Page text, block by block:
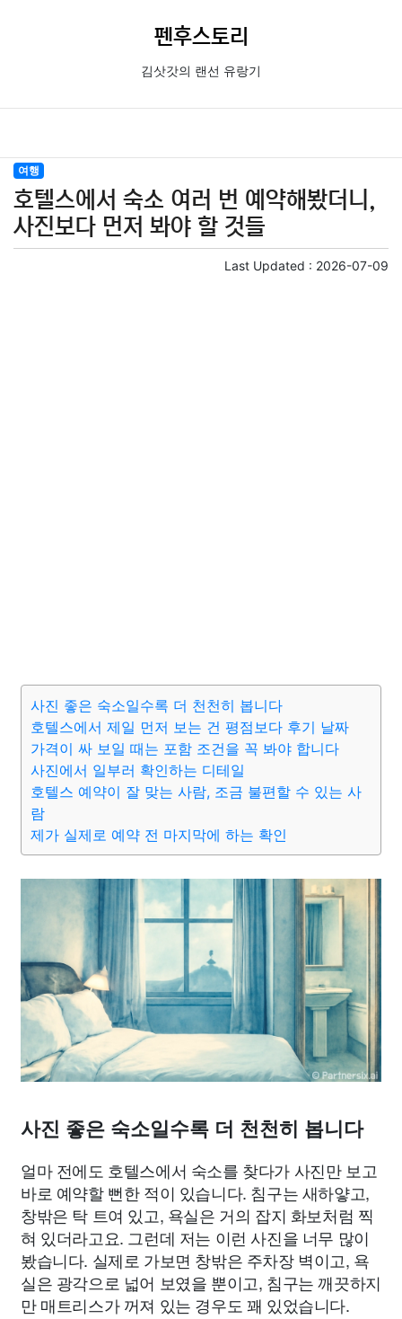
펜후스토리
김삿갓의 랜선 유랑기
여행
호텔스에서 숙소 여러 번 예약해봤더니,
사진보다 먼저 봐야 할 것들
Last Updated : 2026-07-09
사진 좋은 숙소일수록 더 천천히 봅니다
호텔스에서 제일 먼저 보는 건 평점보다 후기 날짜
가격이 싸 보일 때는 포함 조건을 꼭 봐야 합니다
사진에서 일부러 확인하는 디테일
호텔스 예약이 잘 맞는 사람, 조금 불편할 수 있는 사
람
제가 실제로 예약 전 마지막에 하는 확인
사진 좋은 숙소일수록 더 천천히 봅니다
얼마 전에도 호텔스에서 숙소를 찾다가 사진만 보고
바로 예약할 뻔한 적이 있습니다. 침구는 새하얗고,
창밖은 탁 트여 있고, 욕실은 거의 잡지 화보처럼 찍
혀 있더라고요. 그런데 저는 이런 사진을 너무 많이
봤습니다. 실제로 가보면 창밖은 주차장 벽이고, 욕
실은 광각으로 넓어 보였을 뿐이고, 침구는 깨끗하지
만 매트리스가 꺼져 있는 경우도 꽤 있었습니다.